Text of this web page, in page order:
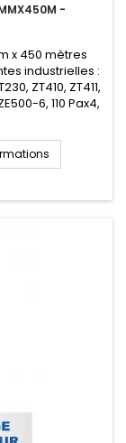
-
x 450 mètres
industrielles :
ZT410, ZT411,
6, 110 Pax4,
: Extérieur
de la...